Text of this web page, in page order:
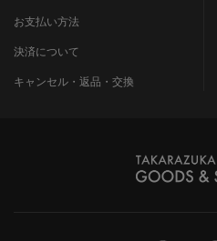
お支払い方法
決済について
キャンセル・返品・交換